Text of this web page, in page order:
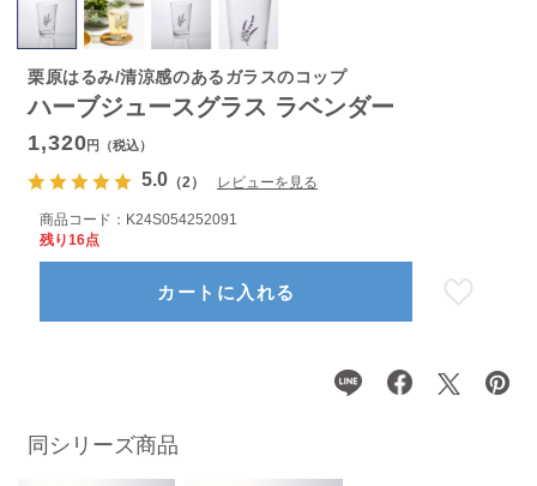
同シリーズ商品
ハーブジュースグラス ラベンダー
栗原はるみ/清涼感のあるガラスのコップ
1,320円（税込）
5.0（2） レビューを見る
商品コード： K24S054252091
残り16点
カートに入れる